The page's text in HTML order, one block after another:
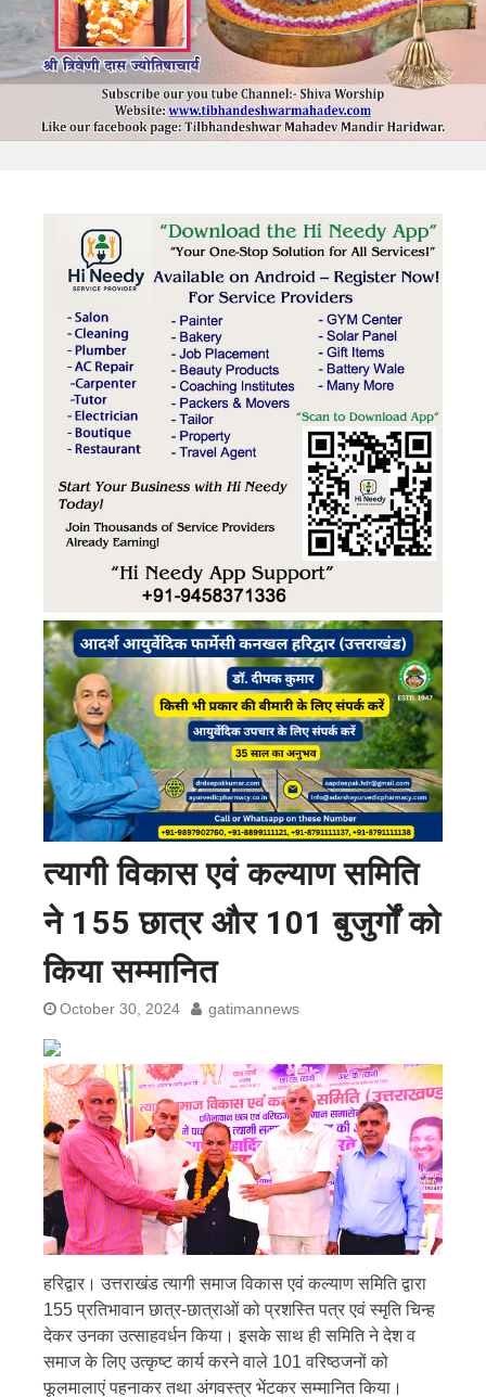
त्यागी विकास एवं कल्याण समिति
ने 155 छात्र और 101 बुजुर्गों को
किया सम्मानित
October 30, 2024 gatimannews
हरिद्वार। उत्तराखंड त्यागी समाज विकास एवं कल्याण समिति द्वारा
155 प्रतिभावान छात्र-छात्राओं को प्रशस्ति पत्र एवं स्मृति चिन्ह
देकर उनका उत्साहवर्धन किया। इसके साथ ही समिति ने देश व
समाज के लिए उत्कृष्ट कार्य करने वाले 101 वरिष्ठजनों को
फूलमालाएं पहनाकर तथा अंगवस्त्र भेंटकर सम्मानित किया।